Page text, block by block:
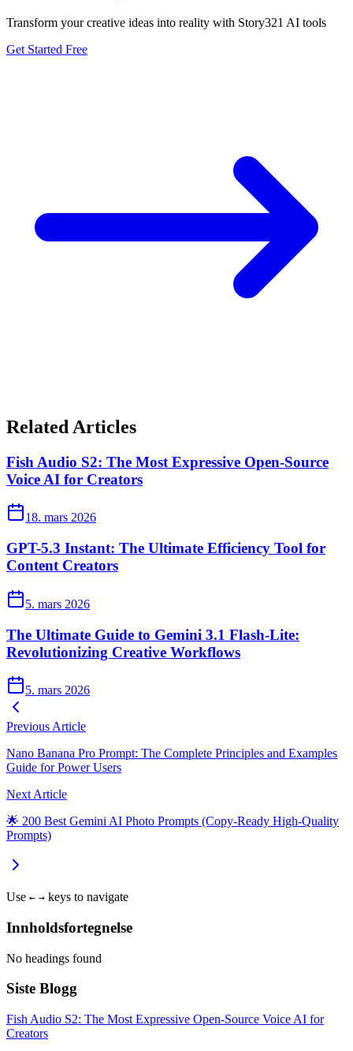
Transform your creative ideas into reality with Story321 AI tools
Get Started Free
Related Articles
Fish Audio S2: The Most Expressive Open-Source
Voice AI for Creators
18. mars 2026
GPT-5.3 Instant: The Ultimate Efficiency Tool for
Content Creators
5. mars 2026
The Ultimate Guide to Gemini 3.1 Flash-Lite:
Revolutionizing Creative Workflows
5. mars 2026
Previous Article
Nano Banana Pro Prompt: The Complete Principles and Examples
Guide for Power Users
Next Article
🌟 200 Best Gemini AI Photo Prompts (Copy-Ready High-Quality
Prompts)
Use ← → keys to navigate
Innholdsfortegnelse
No headings found
Siste Blogg
Fish Audio S2: The Most Expressive Open-Source Voice AI for
Creators